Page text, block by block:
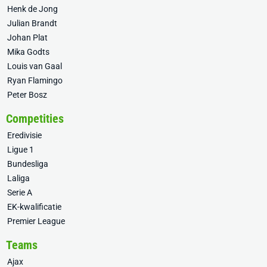
Henk de Jong
Julian Brandt
Johan Plat
Mika Godts
Louis van Gaal
Ryan Flamingo
Peter Bosz
Competities
Eredivisie
Ligue 1
Bundesliga
Laliga
Serie A
EK-kwalificatie
Premier League
Teams
Ajax